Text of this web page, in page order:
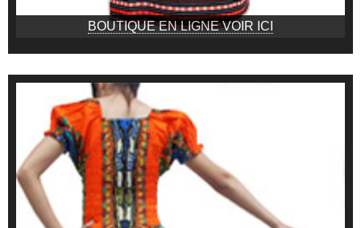
BOUTIQUE EN LIGNE VOIR ICI